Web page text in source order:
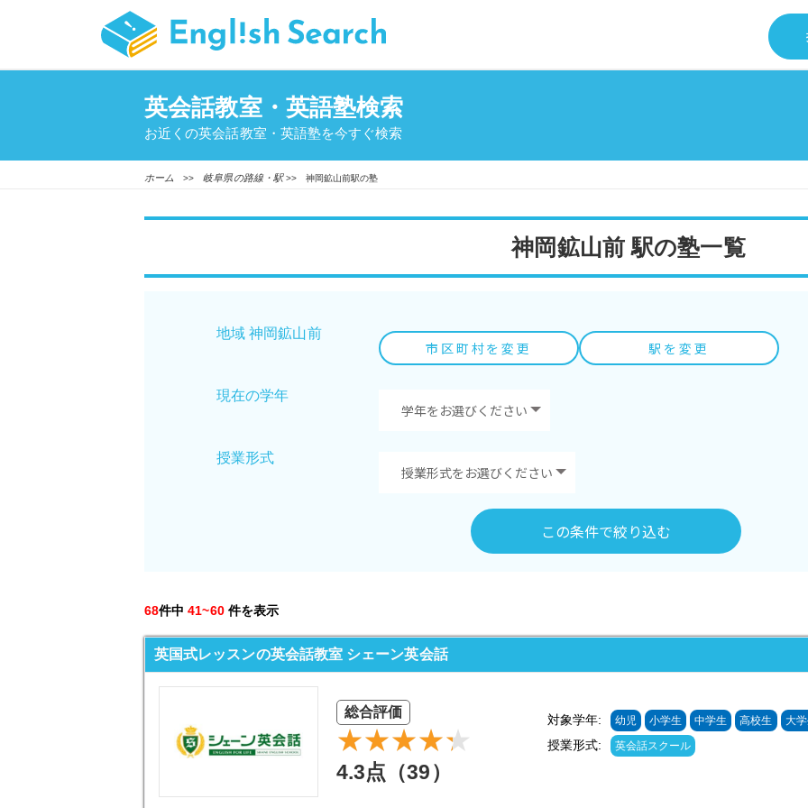
英会話教室・英語塾検索
お近くの英会話教室・英語塾を今すぐ検索
ホーム >>岐阜県の路線・駅>> 神岡鉱山前駅の塾
神岡鉱山前 駅の塾一覧
地域 神岡鉱山前
市区町村を変更 駅を変更
現在の学年
授業形式
この条件で絞り込む
68件中41~60 件を表示
英国式レッスンの英会話教室 シェーン英会話
総合評価
4.3点（39）
対象学年: 幼児 小学生 中学生 高校生 大
授業形式: 英会話スクール